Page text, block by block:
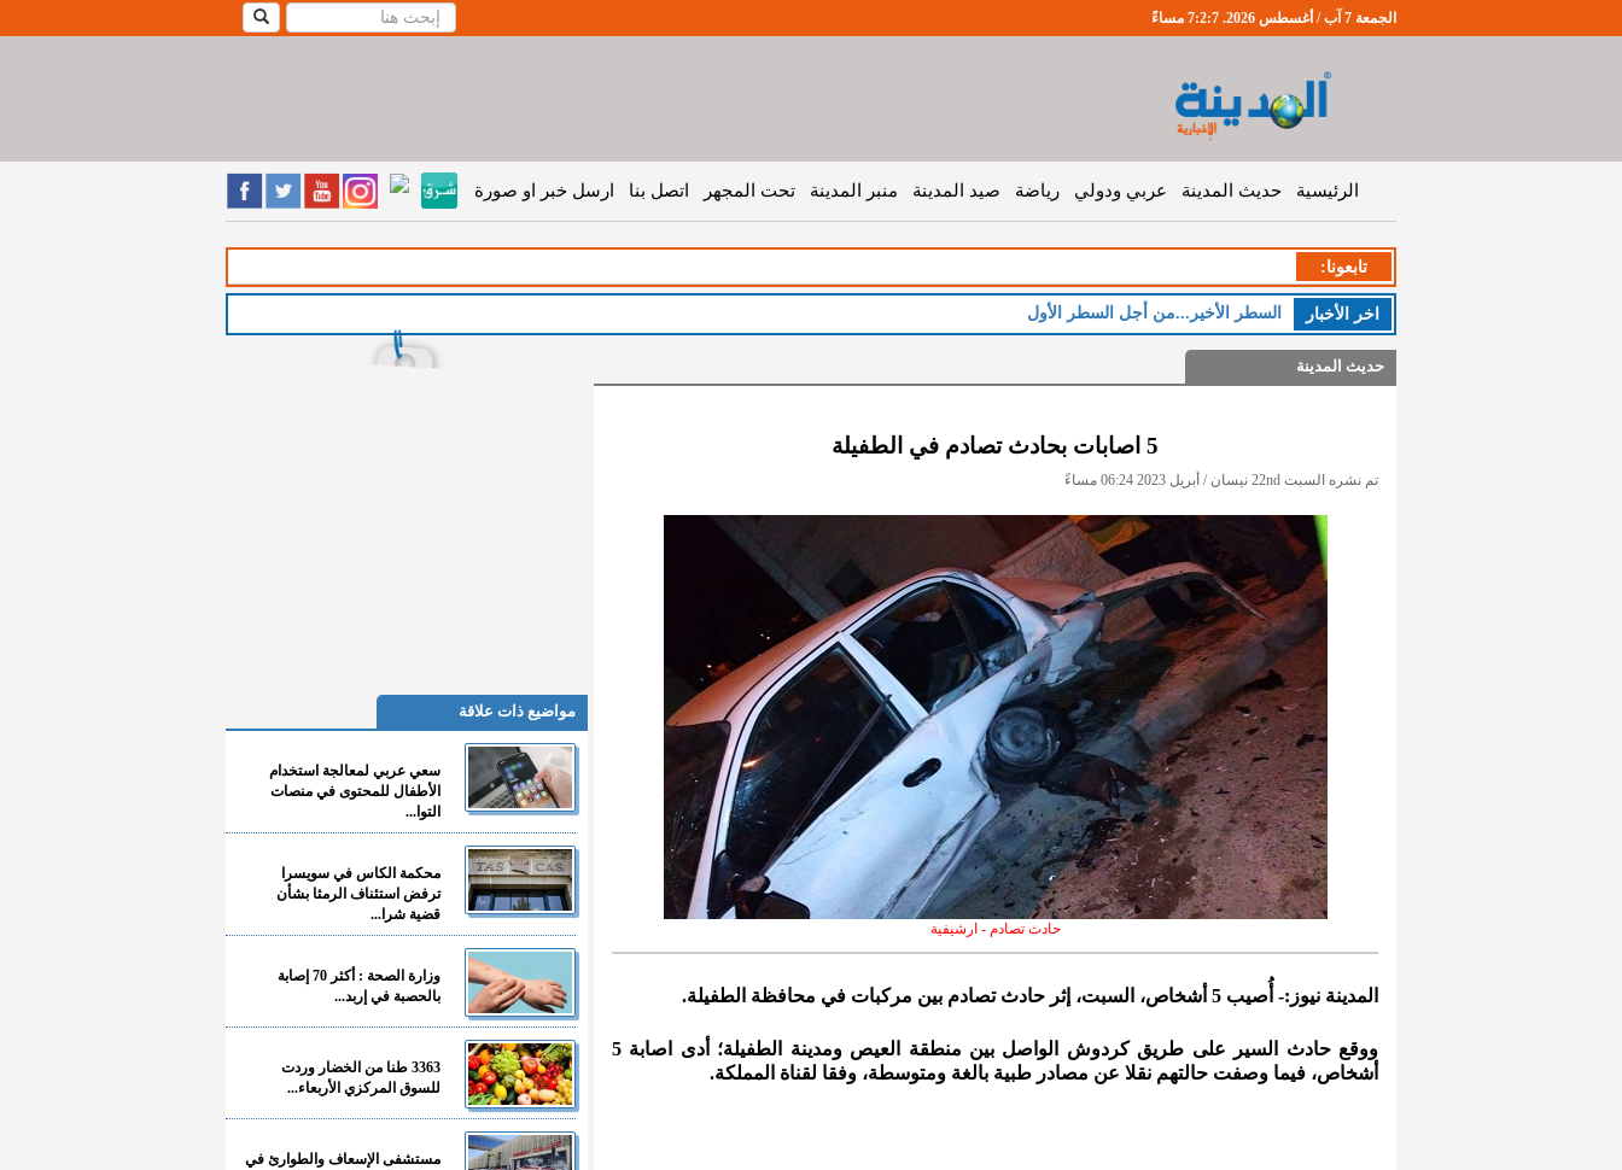
الجمعة 7 آب / أغسطس 2026. 7:2:7 مساءً
الرئيسية حديث المدينة عربي ودولي رياضة صيد المدينة منبر المدينة تحت المجهر اتصل بنا ارسل خبر او صورة
تابعونا:
اخر اﻷخبار السطر الأخير...من أجل السطر الأول
حديث المدينة
5 اصابات بحادث تصادم في الطفيلة
تم نشره السبت 22nd نيسان / أبريل 2023 06:24 مساءً
حادث تصادم - ارشيفية
المدينة نيوز:- أُصيب 5 أشخاص، السبت، إثر حادث تصادم بين مركبات في محافظة الطفيلة.
ووقع حادث السير على طريق كردوش الواصل بين منطقة العيص ومدينة الطفيلة؛ أدى اصابة 5
أشخاص، فيما وصفت حالتهم نقلا عن مصادر طبية بالغة ومتوسطة، وفقا لقناة المملكة.
مواضيع ذات علاقة
سعي عربي لمعالجة استخدام
الأطفال للمحتوى في منصات
التوا...
محكمة الكاس في سويسرا
ترفض استئناف الرمثا بشأن
قضية شرا...
وزارة الصحة : أكثر 70 إصابة
بالحصبة في إربد...
3363 طنا من الخضار وردت
للسوق المركزي الأربعاء...
مستشفى الإسعاف والطوارئ في